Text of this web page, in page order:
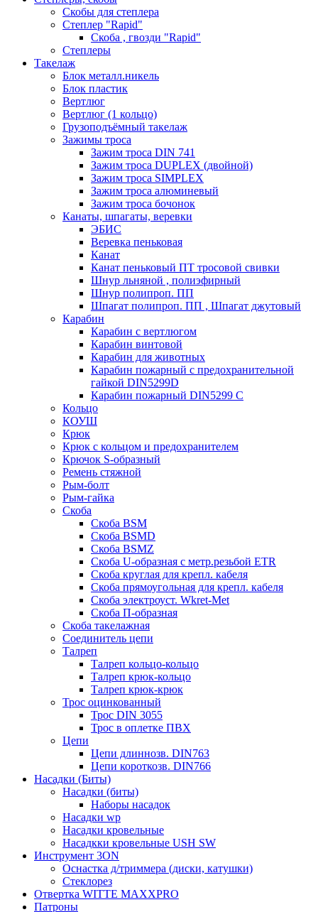
Скобы для степлера
Степлер "Rapid"
Скоба , гвозди "Rapid"
Степлеры
Такелаж
Блок металл.никель
Блок пластик
Вертлюг
Вертлюг (1 кольцо)
Грузоподъёмный такелаж
Зажимы троса
Зажим троса DIN 741
Зажим троса DUPLEX (двойной)
Зажим троса SIMPLEX
Зажим троса алюминевый
Зажим троса бочонок
Канаты, шпагаты, веревки
ЭБИС
Веревка пеньковая
Канат
Канат пеньковый ПТ тросовой свивки
Шнур льняной , полиэфирный
Шнур полипроп. ПП
Шпагат полипроп. ПП , Шпагат джутовый
Карабин
Карабин c вертлюгом
Карабин винтовой
Карабин для животных
Карабин пожарный c предохранительной
гайкой DIN5299D
Карабин пожарный DIN5299 C
Кольцо
КОУШ
Крюк
Крюк с кольцом и предохранителем
Крючок S-образный
Ремень стяжной
Рым-болт
Рым-гайка
Скоба
Скоба BSM
Скоба BSMD
Скоба BSMZ
Скоба U-образная с метр.резьбой ETR
Скоба круглая для крепл. кабеля
Скоба прямоугольная для крепл. кабеля
Скоба электроуст. Wkret-Met
Скоба П-образная
Скоба такелажная
Соединитель цепи
Талреп
Талреп кольцо-кольцо
Талреп крюк-кольцо
Талреп крюк-крюк
Трос оцинкованный
Трос DIN 3055
Трос в оплетке ПВХ
Цепи
Цепи длиннозв. DIN763
Цепи короткозв. DIN766
Насадки (Биты)
Насадки (биты)
Наборы насадок
Насадки wp
Насадки кровельные
Насадкки кровельные USH SW
Инструмент 3ON
Оснастка д/триммера (диски, катушки)
Стеклорез
Отвертка WITTE MAXXPRO
Патроны